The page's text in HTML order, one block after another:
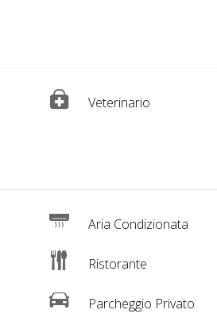
Veterinario
Aria Condizionata
Ristorante
Parcheggio Privato